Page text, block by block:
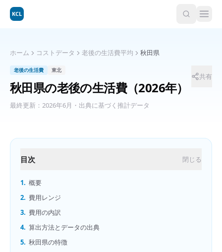
KCL
ホーム コストデータ 老後の生活費平均 秋田県
老後の生活費 東北
秋田県の老後の生活費（2026年）
最終更新： 2026年6月 ・出典に基づく推計データ
共有
目次 閉じる
1. 概要
2. 費用レンジ
3. 費用の内訳
4. 算出方法とデータの出典
5. 秋田県の特徴